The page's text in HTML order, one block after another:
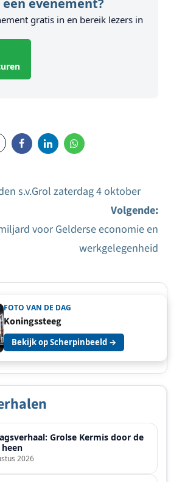
een evenement?
gratis in en bereik lezers in
s.v.Grol zaterdag 4 oktober
Volgende:
voor Gelderse economie en
werkgelegenheid
FOTO VAN DE DAG
Koningssteeg
Bekijk op Scherpinbeeld →
Grolse Kermis door de
2026